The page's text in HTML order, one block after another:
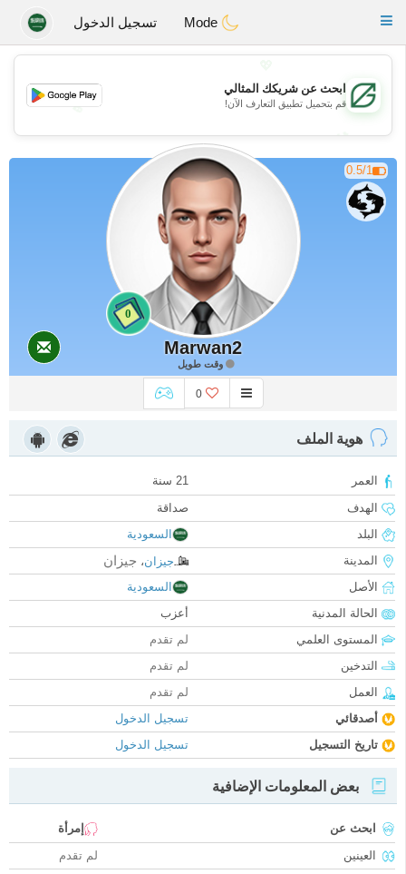
GulfDating
Toggle
تسجيل الدخول
💖
💕
💕
ابحث عن شريكك المثالي
قم بتحميل تطبيق التعارف الآن!
0.5/1
0
Marwan2
وقت طويل
0
هوية الملف
العمر
21 سنة
الهدف
صداقة
البلد
السعودية
المدينة
جيزان، جيزان
الأصل
السعودية
الحالة المدنية
أعزب
المستوى العلمي
لم تقدم
التدخين
لم تقدم
العمل
لم تقدم
أصدقائي
تسجيل الدخول
تاريخ التسجيل
تسجيل الدخول
بعض المعلومات الإضافية
ابحث عن
إمرأة
العينين
لم تقدم